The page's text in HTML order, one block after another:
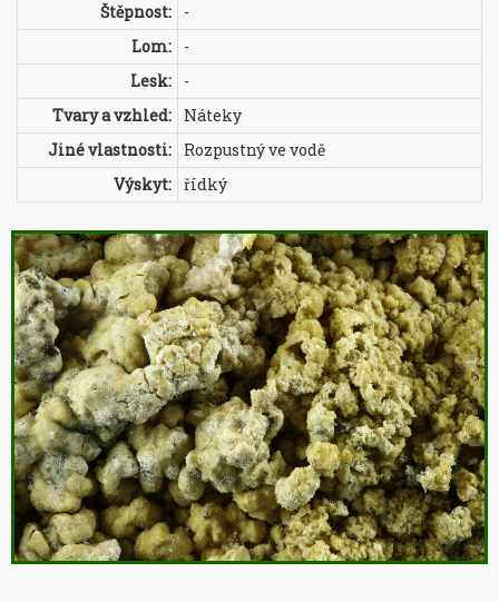
Štěpnost:
-
Lom:
-
Lesk:
-
Tvary a vzhled:
Náteky
Jiné vlastnosti:
Rozpustný ve vodě
Výskyt: řídký